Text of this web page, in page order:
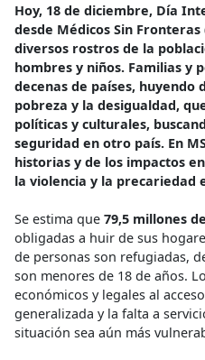
Hoy, 18 de diciembre, Día
desde Médicos Sin
diversos rostros de la
hombres y niños. Familias y
decenas de países, huyendo
pobreza y la desigualdad,
políticas y culturales,
seguridad en otro país. En
historias y de los impactos
la violencia y la precariedad
Se estima que 79,5 millones
obligadas a huir de sus
de personas son refugiadas,
son menores de 18 de años.
económicos y legales al
generalizada y la falta a
situación sea aún más